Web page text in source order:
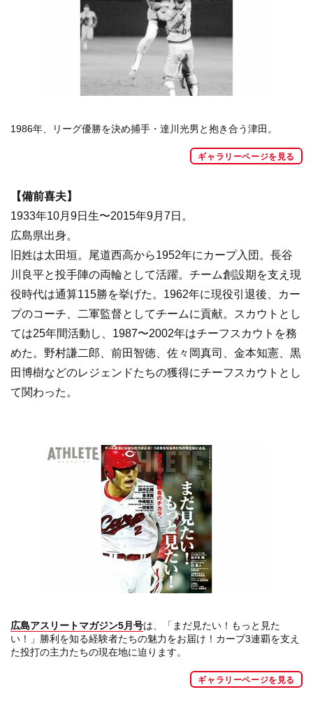
1986年、リーグ優勝を決め捕手・達川光男と抱き合う津田。
ギャラリーページを見る
【備前喜夫】
1933年10月9日生〜2015年9月7日。
広島県出身。
旧姓は太田垣。尾道西高から1952年にカープ入団。長谷
川良平と投手陣の両輪として活躍。チーム創設期を支え現
役時代は通算115勝を挙げた。1962年に現役引退後、カー
プのコーチ、二軍監督としてチームに貢献。スカウトとし
ては25年間活動し、1987〜2002年はチーフスカウトを務
めた。野村謙二郎、前田智徳、佐々岡真司、金本知憲、黒
田博樹などのレジェンドたちの獲得にチーフスカウトとし
て関わった。
広島アスリートマガジン5月号は、「まだ見たい！もっと見た
い！」勝利を知る経験者たちの魅力をお届け！カープ3連覇を支え
た投打の主力たちの現在地に迫ります。
ギャラリーページを見る